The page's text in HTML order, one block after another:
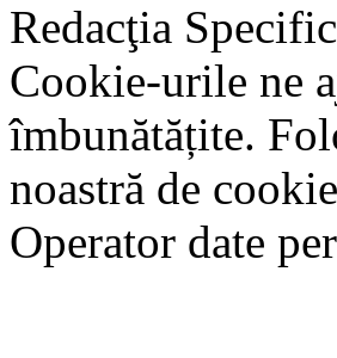
Redacţia
Cookie-urile ne
îmbunătățite.
noastră de
Operator date